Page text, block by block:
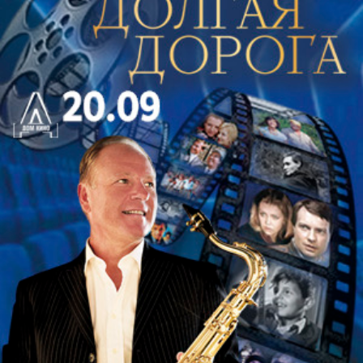
«Горный король»; Менкен – Маслов: Фантазия
«Аладдин».